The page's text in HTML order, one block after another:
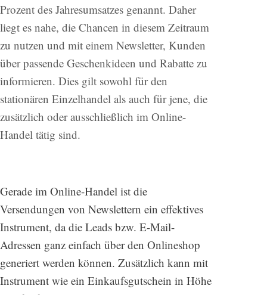
Prozent des Jahresumsatzes genannt. Daher
liegt es nahe, die Chancen in diesem Zeitraum
zu nutzen und mit einem Newsletter, Kunden
über passende Geschenkideen und Rabatte zu
informieren. Dies gilt sowohl für den
stationären Einzelhandel als auch für jene, die
zusätzlich oder ausschließlich im Online-
Handel tätig sind.
Gerade im Online-Handel ist die
Versendungen von Newslettern ein effektives
Instrument, da die Leads bzw. E-Mail-
Adressen ganz einfach über den Onlineshop
generiert werden können. Zusätzlich kann mit
Instrument wie ein Einkaufsgutschein in Höhe